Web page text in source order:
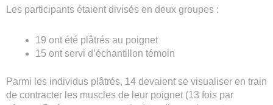
Les participants étaient divisés en deux groupes :
19 ont été plâtrés au poignet
15 ont servi d’échantillon témoin
Parmi les individus plâtrés, 14 devaient se visualiser en train
de contracter les muscles de leur poignet (13 fois par